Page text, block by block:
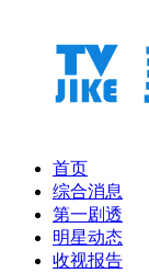
首页
综合消息
第一剧透
明星动态
收视报告